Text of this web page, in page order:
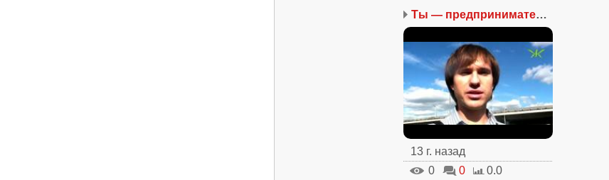
Ты — предприниматель. Ч...
13 г. назад
0
0 0.0